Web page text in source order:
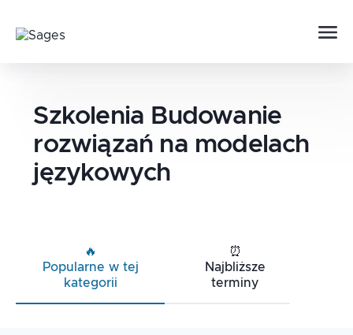
Szkolenia Budowanie
rozwiązań na modelach
językowych
🔥
Popularne w tej
kategorii
⏰
Najbliższe
terminy